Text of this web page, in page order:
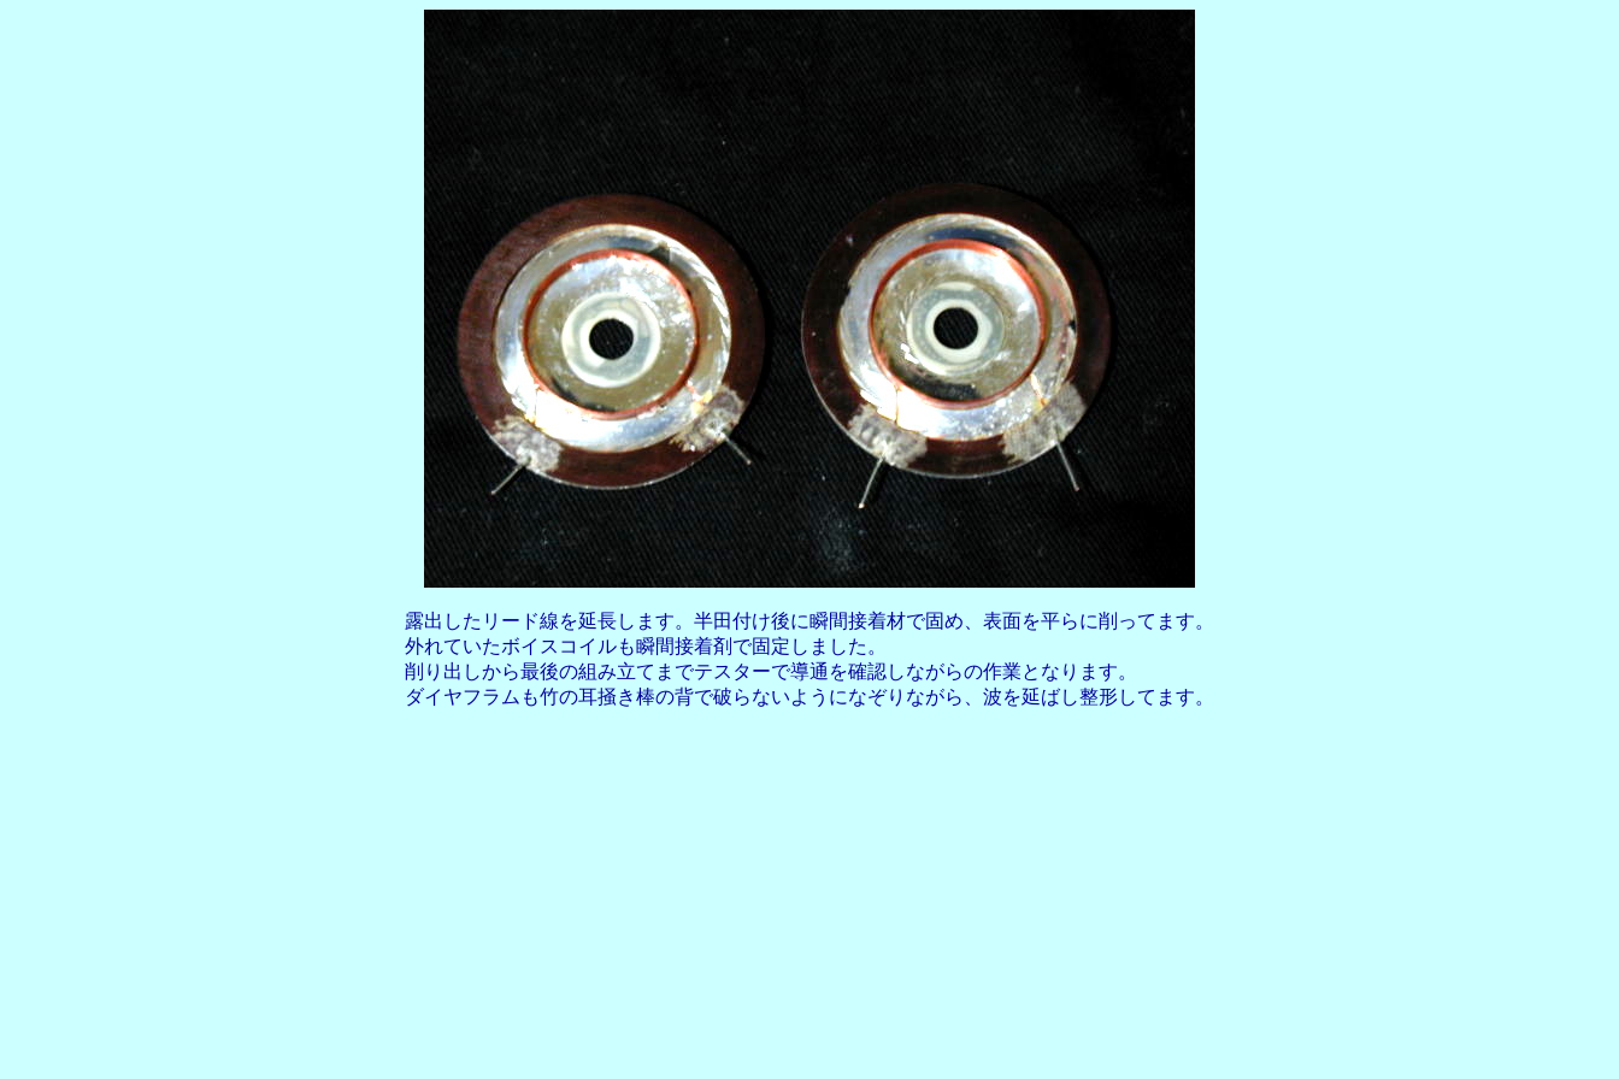
露出したリード線を延長します。半田付け後に瞬間接着材で固め、表面を平らに削ってます。
外れていたボイスコイルも瞬間接着剤で固定しました。
削り出しから最後の組み立てまでテスターで導通を確認しながらの作業となります。
ダイヤフラムも竹の耳掻き棒の背で破らないようになぞりながら、波を延ばし整形してます。